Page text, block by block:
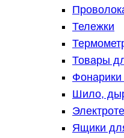
Тележки
Товары
Шило,
Ящики